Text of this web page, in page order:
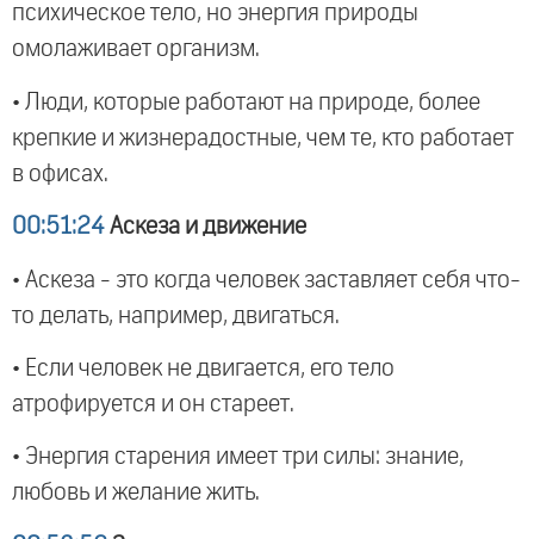
психическое тело, но энергия природы
омолаживает организм.
• Люди, которые работают на природе, более
крепкие и жизнерадостные, чем те, кто работает
в офисах.
00:51:24 Аскеза и движение
• Аскеза - это когда человек заставляет себя что-
то делать, например, двигаться.
• Если человек не двигается, его тело
атрофируется и он стареет.
• Энергия старения имеет три силы: знание,
любовь и желание жить.